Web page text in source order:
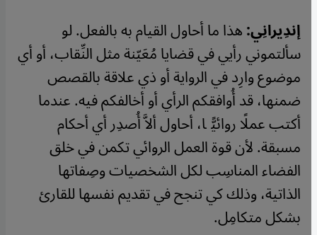
إندِيرانِي:هذا ما أحاول القيام به بالفعل. لو
سألتموني رأيي في قضايا مُعَيّنة مثل النِّقاب، أو أي
موضوع وارِد في الرواية أو ذي علاقة بالقصص
ضمنها، قد أُوافقكم الرأي أو أخالفكم فيه. عندما
أكتب عملًا روائيًّا، أحاول ألاَّ أُصدِر أي أحكام
مسبقة. لأن قوة العمل الروائي تكمن في خلق
الفضاء المناسِب لكل الشخصيات وصِفاتها
الذاتية، وذلك كي تنجح في تقديم نفسها للقارئ
بشكل متكامِل.